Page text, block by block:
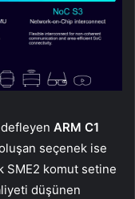
ARM C1
seçenek ise
SME2 komut setine
düşünen